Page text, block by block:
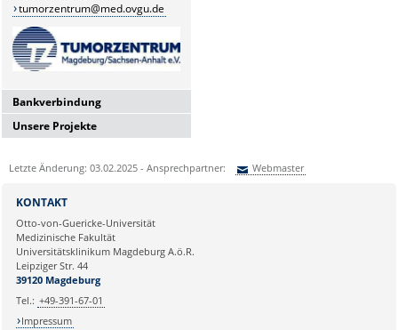
tumorzentrum@med.ovgu.de
Bankverbindung
Deutsche Apotheker- und
IBAN: DE19 3006 0601 0004 2942
97
St.-Nr.: 102/142/03397
Unsere Projekte
Krebs"
Patientenprojekt "Aktiv bei Krebs"
Aktion "SunPass"
Letzte Änderung: 03.02.2025 - Ansprechpartner: Webmaster
Ihre E-Mailadresse:
Ihr Anliegen:
KONTAKT
Otto-von-Guericke-Universität
Medizinische Fakultät
Universitätsklinikum Magdeburg A.ö.R.
Leipziger Str. 44
39120 Magdeburg
Tel.: +49-391-67-01
Impressum